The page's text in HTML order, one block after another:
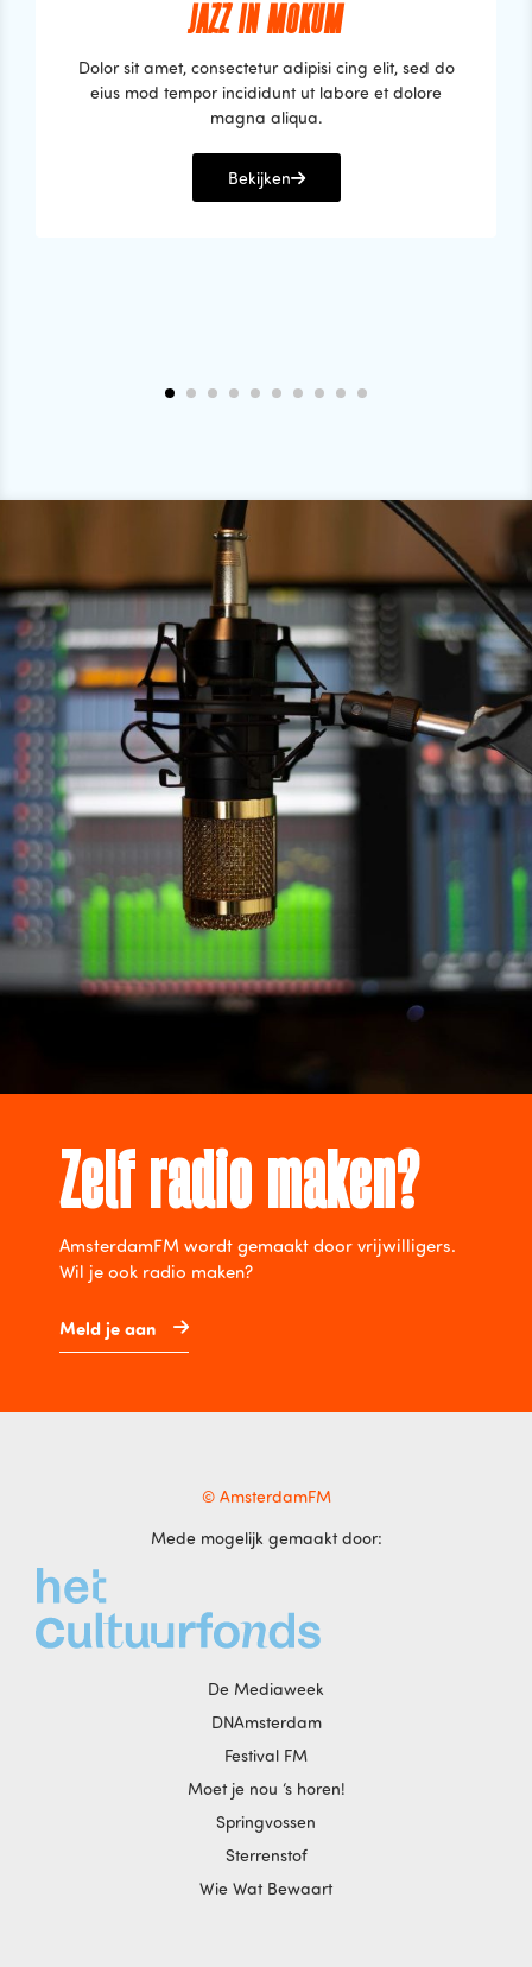
JAZZ IN MOKUM
Dolor sit amet, consectetur adipisi cing elit, sed do
eius mod tempor incididunt ut labore et dolore
magna aliqua.
Bekijken
Zelf radio maken?
AmsterdamFM wordt gemaakt door vrijwilligers.
Wil je ook radio maken?
Meld je aan
© AmsterdamFM
Mede mogelijk gemaakt door:
De Mediaweek
DNAmsterdam
Festival FM
Moet je nou ‘s horen!
Springvossen
Sterrenstof
Wie Wat Bewaart